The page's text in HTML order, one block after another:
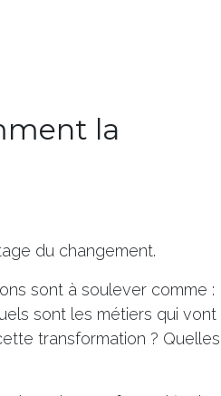
la
du changement.
sont à soulever comme :
sont les métiers qui vont
transformation ? Quelles